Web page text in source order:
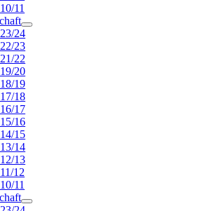
11
24
23
22
20
19
18
17
16
15
14
13
12
11